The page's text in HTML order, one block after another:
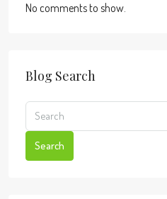
No comments to show.
Blog Search
Search